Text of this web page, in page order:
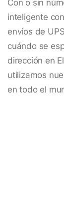
Con o sin
inteligente
envíos de
cuándo se
dirección en
utilizamos
en todo el